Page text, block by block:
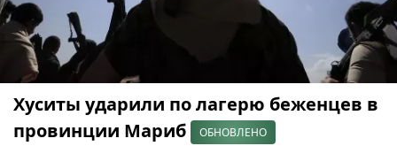
Хуситы ударили по лагерю беженцев в
провинции Мариб
ОБНОВЛЕНО